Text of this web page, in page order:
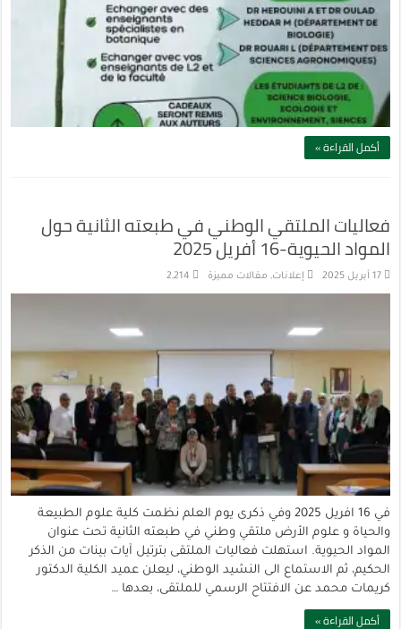
أكمل القراءة »
فعاليات الملتقي الوطني في طبعته الثانية حول
المواد الحيوية-16 أفريل 2025
17 أبريل 2025 إعلانات, مقالات مميزة 2,214
في 16 افريل 2025 وفي ذكرى يوم العلم نظمت كلية علوم الطبيعة
والحياة و علوم الأرض ملتقي وطني في طبعته الثانية تحت عنوان
المواد الحيوية. استهلت فعاليات الملتقى بترتيل آيات بينات من الذكر
الحكيم، ثم الاستماع الى النشيد الوطني، ليعلن عميد الكلية الدكتور
كريمات محمد عن الافتتاح الرسمي للملتقى، بعدها …
أكمل القراءة »